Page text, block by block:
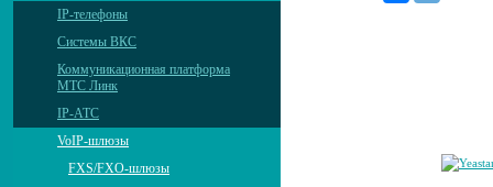
IP-телефоны
Системы ВКС
Коммуникационная платформа
МТС Линк
IP-АТС
VoIP-шлюзы
FXS/FXO-шлюзы